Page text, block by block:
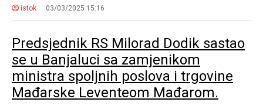
istok 03/03/2025 15:16
Predsjednik RS Milorad Dodik sastao
se u Banjaluci sa zamjenikom
ministra spoljnih poslova i trgovine
Mađarske Leventeom Mađarom.